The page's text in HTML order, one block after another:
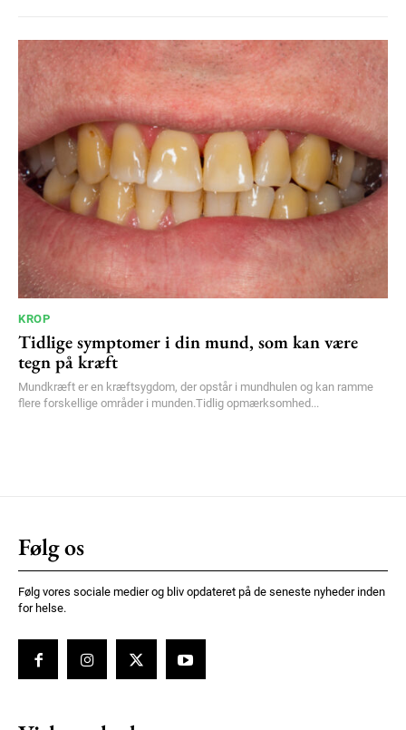
KROP
Tidlige symptomer i din mund, som kan være
tegn på kræft
Mundkræft er en kræftsygdom, der opstår i mundhulen og kan ramme
flere forskellige områder i munden.Tidlig opmærksomhed...
Følg os
Følg vores sociale medier og bliv opdateret på de seneste nyheder inden
for helse.